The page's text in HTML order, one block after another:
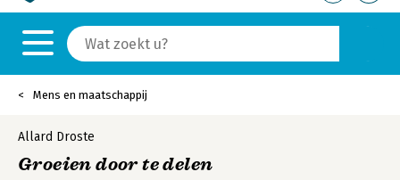
Mens en maatschappij
Allard Droste
Groeien door te delen